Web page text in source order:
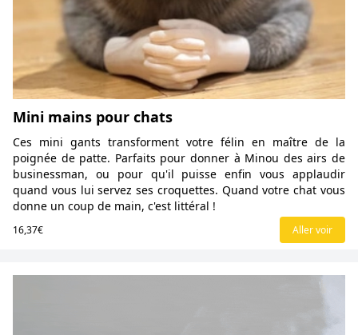
Mini mains pour chats
Ces mini gants transforment votre félin en maître de la
poignée de patte. Parfaits pour donner à Minou des airs de
businessman, ou pour qu'il puisse enfin vous applaudir
quand vous lui servez ses croquettes. Quand votre chat vous
donne un coup de main, c'est littéral !
16,37€ Aller voir